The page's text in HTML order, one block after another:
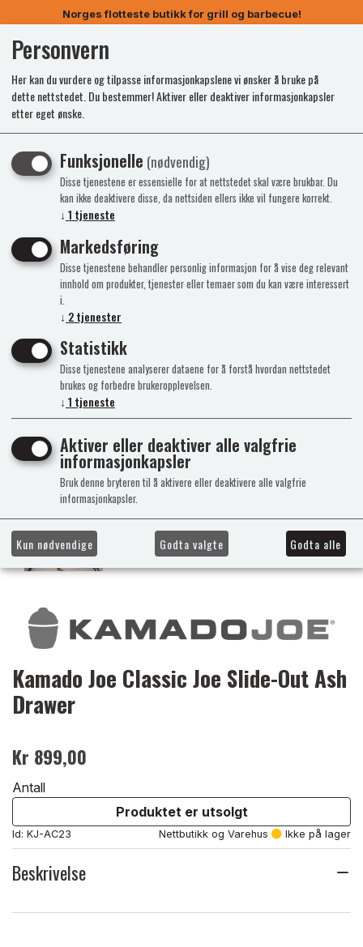
Norges flotteste butikk for grill og barbecue!
Kamado Joe Classic Joe Slide-Out Ash
Drawer
Kr 899,00
Antall
Produktet er utsolgt
Id: KJ-AC23 Nettbutikk og Varehus Ikke på lager
Beskrivelse
Personvern
Her kan du vurdere og tilpasse informasjonkapslene vi ønsker å bruke på
dette nettstedet. Du bestemmer! Aktiver eller deaktiver informasjonkapsler
etter eget ønske.
Funksjonelle (nødvendig)
Disse tjenestene er essensielle for at nettstedet skal være brukbar. Du
kan ikke deaktivere disse, da nettsiden ellers ikke vil fungere korrekt.
↓ 1 tjeneste
Markedsføring
Disse tjenestene behandler personlig informasjon for å vise deg relevant
innhold om produkter, tjenester eller temaer som du kan være interessert
i.
↓ 2tjenester
Statistikk
Disse tjenestene analyserer dataene for å forstå hvordan nettstedet
brukes og forbedre brukeropplevelsen.
↓ 1 tjeneste
Aktiver eller deaktiver alle valgfrie
informasjonkapsler
Bruk denne bryteren til å aktivere eller deaktivere alle valgfrie
informasjonkapsler.
Kun nødvendige Godta valgte Godta alle